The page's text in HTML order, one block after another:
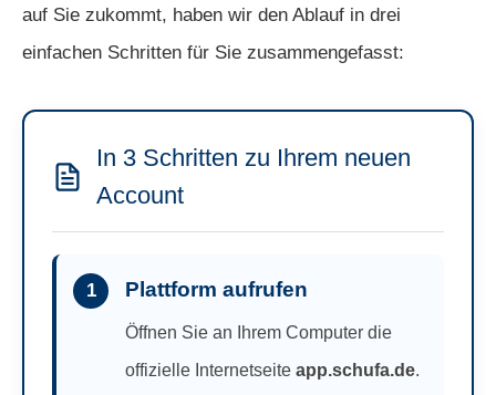
auf Sie zukommt, haben wir den Ablauf in drei
einfachen Schritten für Sie zusammengefasst:
In 3 Schritten zu Ihrem neuen
Account
1 Plattform aufrufen
Öffnen Sie an Ihrem Computer die
offizielle Internetseite app.schufa.de